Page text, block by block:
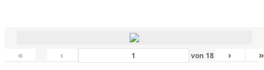
« ‹ von 18 › »